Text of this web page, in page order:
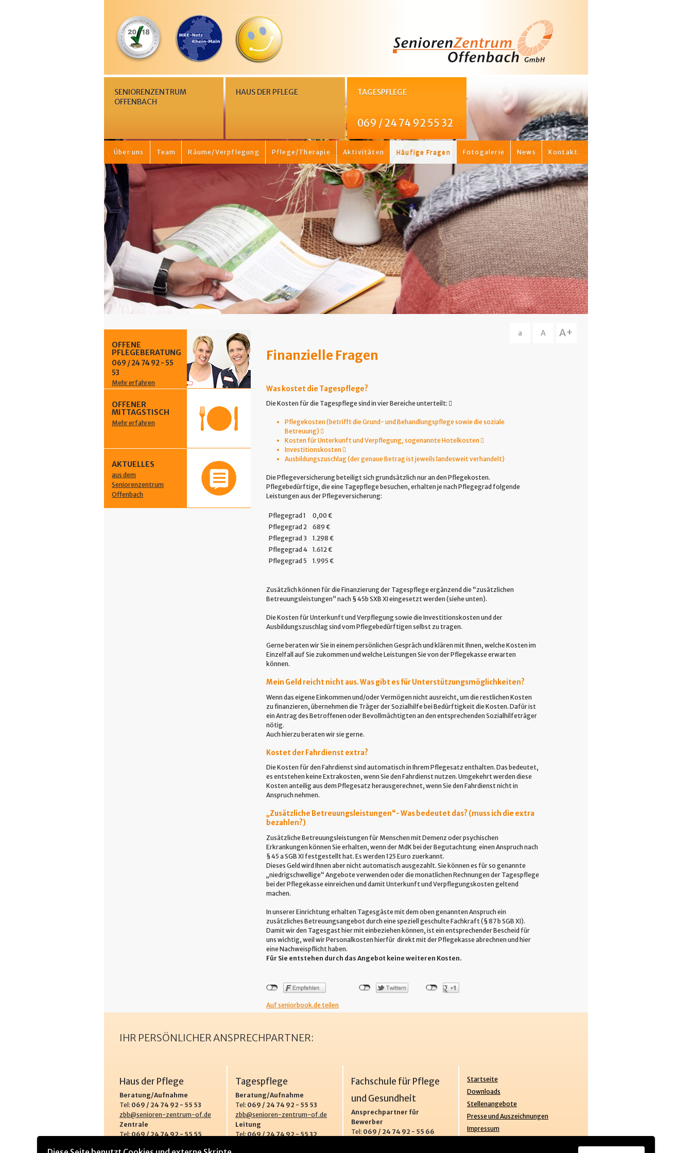
SENIORENZENTRUM
OFFENBACH
HAUS DER PFLEGE TAGESPFLEGE
069 / 24 74 92 55 32
Über uns Team Räume/Verpflegung Pflege/Therapie Aktivitäten Häufige Fragen Fotogalerie News Kontakt
OFFENE
PFLEGEBERATUNG
069 / 24 74 92 - 55
53
Mehr erfahren
OFFENER
MITTAGSTISCH
Mehr erfahren
AKTUELLES
aus dem
Seniorenzentrum
Offenbach
a A A+
Finanzielle Fragen
Was kostet die Tagespflege?
Die Kosten für die Tagespflege sind in vier Bereiche unterteilt: 
Pflegekosten (betrifft die Grund- und Behandlungspflege sowie die soziale
Betreuung) 
Kosten für Unterkunft und Verpflegung, sogenannte Hotelkosten 
Investitionskosten 
Ausbildungszuschlag (der genaue Betrag ist jeweils landesweit verhandelt)
Die Pflegeversicherung beteiligt sich grundsätzlich nur an den Pflegekosten.
Pflegebedürftige, die eine Tagepflege besuchen, erhalten je nach Pflegegrad folgende
Leistungen aus der Pflegeversicherung:
Pflegegrad 1
0,00 €
Pflegegrad 2
689 €
Pflegegrad 3
1.298 €
Pflegegrad 4
1.612 €
Pflegegrad 5
1.995 €
Zusätzlich können für die Finanzierung der Tagespflege ergänzend die “zusätzlichen
Betreuungsleistungen” nach § 45b SXB XI eingesetzt werden (siehe unten).
Die Kosten für Unterkunft und Verpflegung sowie die Investitionskosten und der
Ausbildungszuschlag sind vom Pflegebedürftigen selbst zu tragen.
Gerne beraten wir Sie in einem persönlichen Gespräch und klären mit Ihnen, welche Kosten im
Einzelfall auf Sie zukommen und welche Leistungen Sie von der Pflegekasse erwarten
können.
Mein Geld reicht nicht aus. Was gibt es für Unterstützungsmöglichkeiten?
Wenn das eigene Einkommen und/oder Vermögen nicht ausreicht, um die restlichen Kosten
zu finanzieren, übernehmen die Träger der Sozialhilfe bei Bedürftigkeit die Kosten. Dafür ist
ein Antrag des Betroffenen oder Bevollmächtigten an den entsprechenden Sozialhilfeträger
nötig.
Auch hierzu beraten wir sie gerne.
Kostet der Fahrdienst extra?
Die Kosten für den Fahrdienst sind automatisch in Ihrem Pflegesatz enthalten. Das bedeutet,
es entstehen keine Extrakosten, wenn Sie den Fahrdienst nutzen. Umgekehrt werden diese
Kosten anteilig aus dem Pflegesatz herausgerechnet, wenn Sie den Fahrdienst nicht in
Anspruch nehmen.
„Zusätzliche Betreuungsleistungen“- Was bedeutet das? (muss ich die extra
bezahlen?)
Zusätzliche Betreuungsleistungen für Menschen mit Demenz oder psychischen
Erkrankungen können Sie erhalten, wenn der MdK bei der Begutachtung einen Anspruch nach
§ 45 a SGB XI festgestellt hat. Es werden 125 Euro zuerkannt.
Dieses Geld wird Ihnen aber nicht automatisch ausgezahlt. Sie können es für so genannte
„niedrigschwellige“ Angebote verwenden oder die monatlichen Rechnungen der Tagespflege
bei der Pflegekasse einreichen und damit Unterkunft und Verpflegungskosten geltend
machen.
In unserer Einrichtung erhalten Tagesgäste mit dem oben genannten Anspruch ein
zusätzliches Betreuungsangebot durch eine speziell geschulte Fachkraft (§ 87 b SGB XI).
Damit wir den Tagesgast hier mit einbeziehen können, ist ein entsprechender Bescheid für
uns wichtig, weil wir Personalkosten hierfür direkt mit der Pflegekasse abrechnen und hier
eine Nachweispflicht haben.
Für Sie entstehen durch das Angebot keine weiteren Kosten.
Auf seniorbook.de teilen
IHR PERSÖNLICHER ANSPRECHPARTNER:
Haus der Pflege
Beratung/Aufnahme
Tel: 069 / 24 74 92 - 55 53
zbb@senioren-zentrum-of.de
Zentrale
Tel: 069 / 24 74 92 - 55 55
Tagespflege
Beratung/Aufnahme
Tel: 069 / 24 74 92 - 55 53
zbb@senioren-zentrum-of.de
Leitung
Tel: 069 / 24 74 92 - 55 32
Fachschule für Pflege
und Gesundheit
Ansprechpartner für
Bewerber
Tel: 069 / 24 74 92 - 55 66
Startseite
Downloads
Stellenangebote
Presse und Auszeichnungen
Impressum